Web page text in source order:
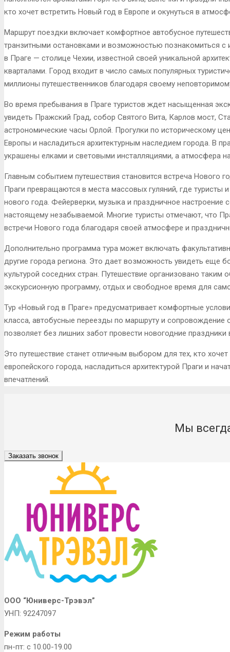
кто хочет встретить Новый год в Европе и окунуться в
Маршрут поездки включает комфортное автобусное
транзитными остановками и возможностью познакомиться с
в Праге — столице Чехии, известной своей уникальной
кварталами. Город входит в число самых популярных
миллионы путешественников благодаря своему
Во время пребывания в Праге туристов ждет насыщенная
увидеть Пражский Град, собор Святого Вита, Карлов мост,
астрономические часы Орлой. Прогулки по историческому
Европы и насладиться архитектурным наследием города. В
украшены елками и световыми инсталляциями, а атмосфера
Главным событием путешествия становится встреча
Праги превращаются в места массовых гуляний, где туристы
нового года. Фейерверки, музыка и праздничное
настоящему незабываемой. Многие туристы отмечают, что
встречи Нового года благодаря своей атмосфере и
Дополнительно программа тура может включать
другие города региона. Это дает возможность увидеть еще
культурой соседних стран. Путешествие организовано
экскурсионную программу, отдых и свободное время для
Тур «Новый год в Праге» предусматривает комфортные
класса, автобусные переезды по маршруту и сопровождение
позволяет без лишних забот провести новогодние
Это путешествие станет отличным выбором для тех, кто
европейского города, насладиться архитектурой Праги и
впечатлений.
Мы
Заказать звонок
ООО “Юниверс-Трэвэл”
УНП: 92247097
Режим работы
пн-пт: с 10.00-19.00